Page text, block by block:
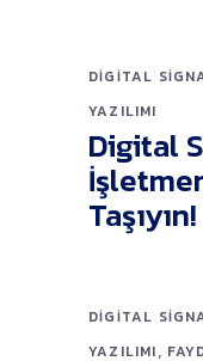
DIGITAL
YAZILIMI
Digital
Taşıyın!
DIGITAL
YAZILIMI,